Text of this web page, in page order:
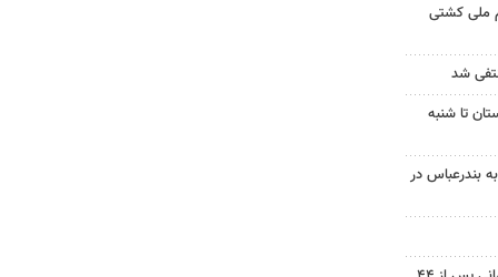
ملی کشتی
شد
تا شنبه
بندرعباس در